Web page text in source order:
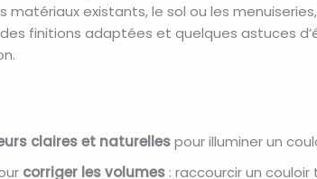
matériaux existants, le sol ou les
finitions adaptées et quelques astuces
claires et naturellespour illuminer un
corriger les volumes : raccourcir un